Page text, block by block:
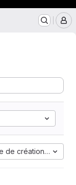
de création la plus